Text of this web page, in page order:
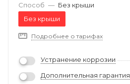
Способ — Без крыши
Без крыши
Подробнее о тарифах
Устранение коррозии
Дополнительная гарантия